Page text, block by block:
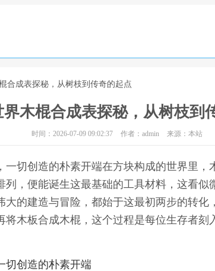
合成表探秘，从树枝到传奇的起点
界木棍合成表探秘，从树枝到
时间：2026-07-09 09:02:37 作者：admin 来源：本站
一切创造的朴素开端在方块构成的世界里，
列，便能诞生这最基础的工具材料，这看似
大的建造与冒险，都始于这最初两步的转化
将木板合成木棍，这个过程是每位生存者刻
切创造的朴素开端